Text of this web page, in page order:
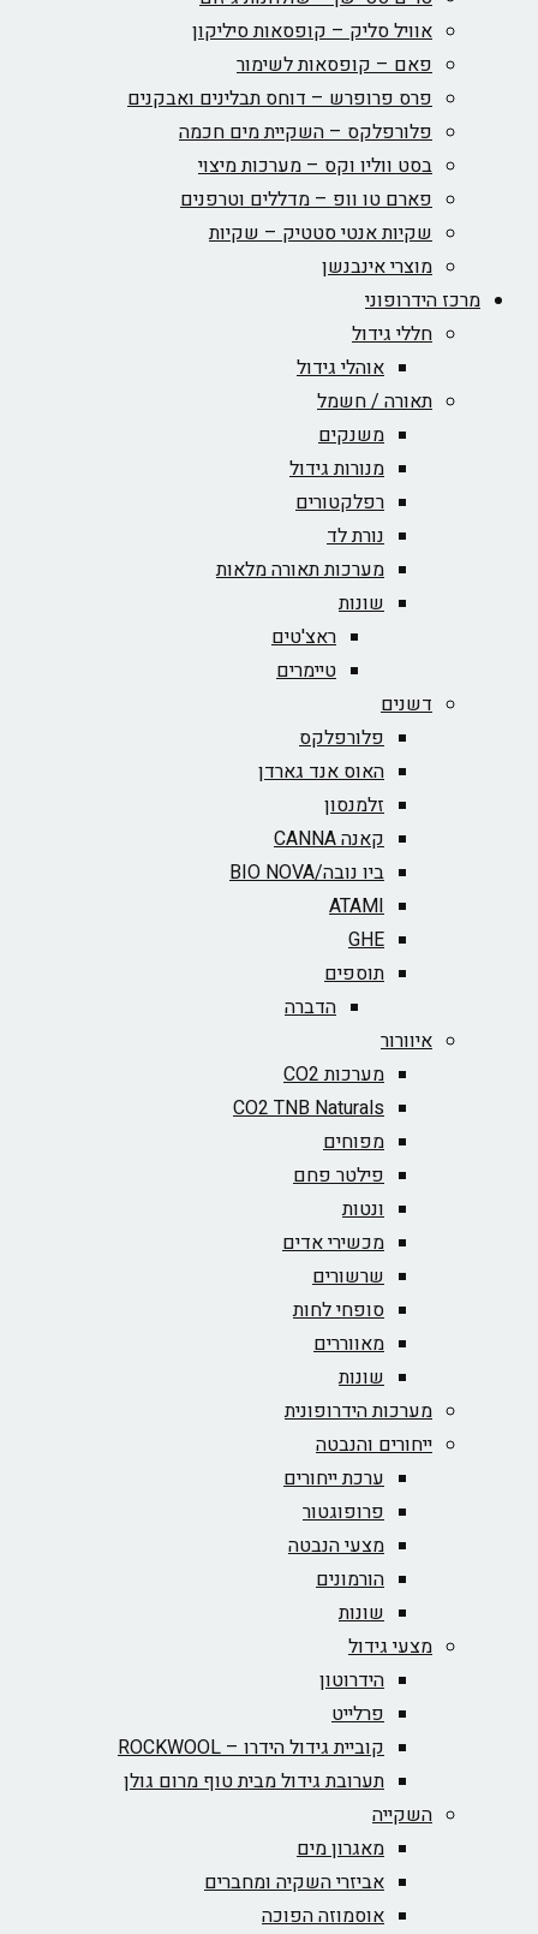
אוויל סליק – קופסאות סיליקון
פאם – קופסאות לשימור
פרס פרופרש – דוחס תבלינים ואבקנים
פלורפלקס – השקיית מים חכמה
בסט ווליו וקס – מערכות מיצוי
פארם טו וופ – מדללים וטרפנים
שקיות אנטי סטטיק – שקיות
מוצרי אינבנשן
מרכז הידרופוני
חללי גידול
אוהלי גידול
תאורה / חשמל
משנקים
מנורות גידול
רפלקטורים
נורת לד
מערכות תאורה מלאות
שונות
ראצ'טים
טיימרים
דשנים
פלורפלקס
האוס אנד גארדן
זלמנסון
קאנה CANNA
ביו נובה/BIO NOVA‏
ATAMI
GHE
תוספים
הדברה
איוורור
מערכות CO2
CO2 TNB Naturals
מפוחים
פילטר פחם
ונטות
מכשירי אדים
שרשורים
סופחי לחות
מאווררים
שונות
מערכות הידרופונית
ייחורים והנבטה
ערכת ייחורים
פרופוגטור
מצעי הנבטה
הורמונים
שונות
מצעי גידול
הידרוטון
פרלייט
קוביית גידול הידרו – ROCKWOOL‏
תערובת גידול מבית טוף מרום גולן
השקייה
מאגרון מים
אביזרי השקיה ומחברים
אוסמוזה הפוכה